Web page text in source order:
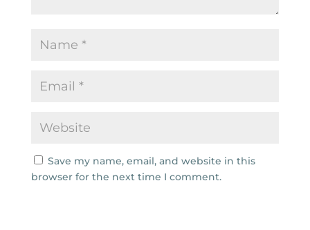
Save my name, email, and website in this
browser for the next time I comment.